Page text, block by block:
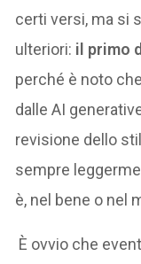
certi versi, ma si
ulteriori: il primo
perché è noto
dalle AI
revisione dello
sempre
è, nel bene o nel
È ovvio che